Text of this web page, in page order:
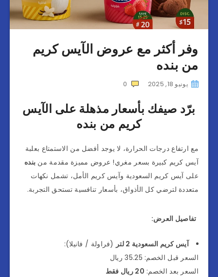
وفر أكثر مع عروض الآيس كريم
من بنده
يونيو 18, 2025 0
برّد صيفك بأسعار مذهلة على الآيس
كريم من بنده
مع ارتفاع درجات الحرارة، لا يوجد أفضل من الاستمتاع بعلبة
آيس كريم كبيرة بسعر مغري! عروض مميزة مقدمة من بنده
على آيس كريم السعودية وآيس كريم الأمل، تشمل نكهات
متعددة لترضي كل الأذواق، بأسعار تنافسية تستحق التجربة.
تفاصيل العرض:
آيس كريم السعودية 2 لتر
(فراولة / فانيلا):
السعر قبل الخصم: 35.25 ريال
السعر بعد الخصم: 20 ريال فقط